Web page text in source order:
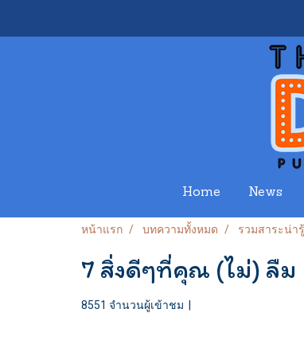
Home News
หน้าแรก บทความทั้งหมด รวมสาระน่ารู้
7 สิ่งดีๆที่คุณ (ไม่) ลืม
8551 จำนวนผู้เข้าชม |